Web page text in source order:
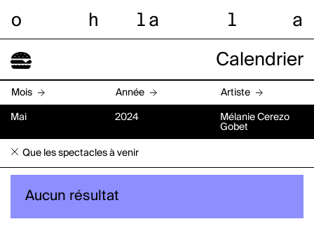
o h l a l a
Calendrier
Mois Année Artiste
Mai 2024
Mélanie Cerezo
Gobet
Que les spectacles à venir
Aucun résultat